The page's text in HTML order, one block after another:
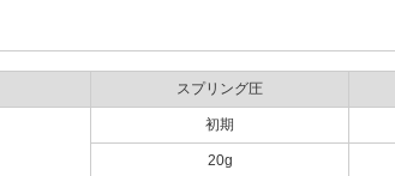
スプリング圧
初期
20g